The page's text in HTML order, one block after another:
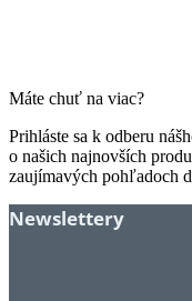
Máte chuť na viac?
Prihláste sa k odberu
o našich najnovších
zaujímavých pohľadoch
Newslettery